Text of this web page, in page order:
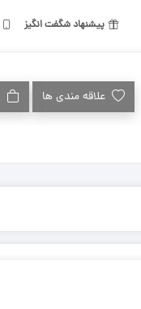
پیشنهاد شگفت انگیز
علاقه مندی ها